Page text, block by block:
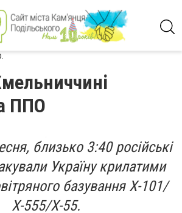
ППО
близько 3:40 російські
Україну крилатими
базування Х-101/
Х-555/Х-55.